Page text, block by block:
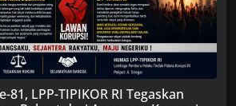
81, LPP-TIPIKOR RI Tegaskan